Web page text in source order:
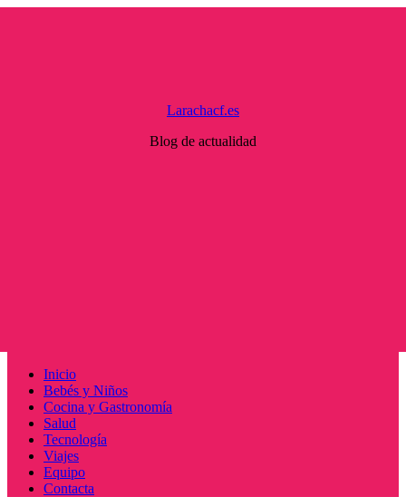
Larachacf.es
Blog de actualidad
Menú
principal
Inicio
Bebés y Niños
Cocina y Gastronomía
Salud
Tecnología
Viajes
Equipo
Contacta